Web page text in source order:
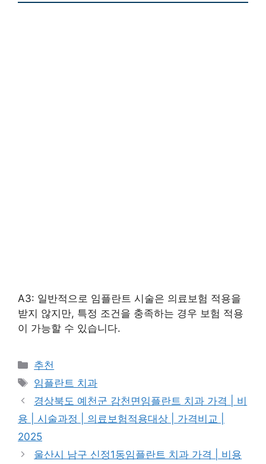
A3: 일반적으로 임플란트 시술은 의료보험 적용을
받지 않지만, 특정 조건을 충족하는 경우 보험 적용
이 가능할 수 있습니다.
카
테
리
추천
태
그
임플란트 치과
경상북도 예천군 감천면임플란트 치과 가격 | 비
용 | 시술과정 | 의료보험적용대상 | 가격비교 |
2025
울산시 남구 신정1동임플란트 치과 가격 | 비용